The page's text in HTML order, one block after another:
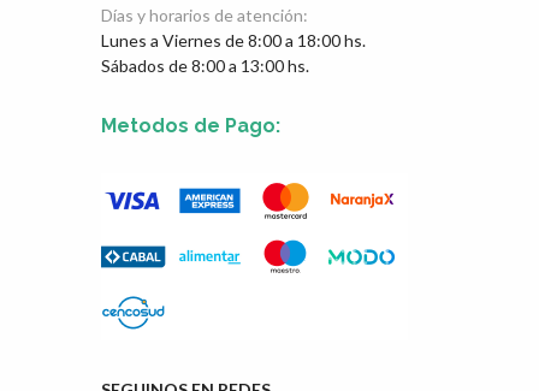
Días y horarios de atención:
Lunes a Viernes de 8:00 a 18:00 hs.
Sábados de 8:00 a 13:00 hs.
Metodos de Pago: